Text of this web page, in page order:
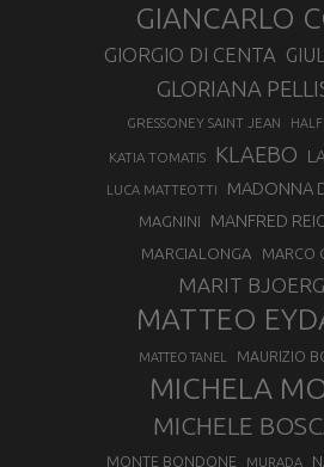
GIANCARLO
GIORGIO DI CENTA
GLORIANA
GRESSONEY SAINT JEAN HALF
KATIA TOMATIS KLAEBO
LUCA MATTEOTTI MADONNA
MAGNINI MANFRED
MARCIALONGA MARCO
MARIT
MATTEO
MATTEO TANEL MAURIZIO
MICHELA
MICHELE
MONTE BONDONE MURADA